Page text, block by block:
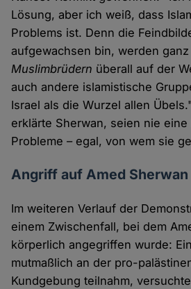
Lösung, aber ich weiß, dass
Problems ist. Denn die
aufgewachsen bin, werden
Muslimbrüdern überall auf der
auch andere islamistische
Israel als die Wurzel allen
erklärte Sherwan, seien nie
Probleme – egal, von wem sie
Angriff auf Amed Sherwan
Im weiteren Verlauf der
einem Zwischenfall, bei dem
körperlich angegriffen wurde:
mutmaßlich an der pro-
Kundgebung teilnahm,